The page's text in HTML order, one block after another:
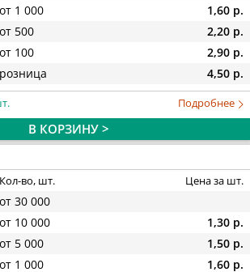
от 1 000
1,60 р.
от 500
2,20 р.
от 100
2,90 р.
розница
4,50 р.
Подробнее
В КОРЗИНУ >
Кол-во, шт. Цена за шт.
от 30 000
от 10 000
1,30 р.
от 5 000
1,50 р.
от 1 000
1,60 р.